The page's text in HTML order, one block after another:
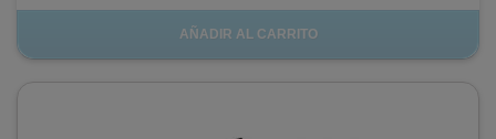
AÑADIR AL CARRITO